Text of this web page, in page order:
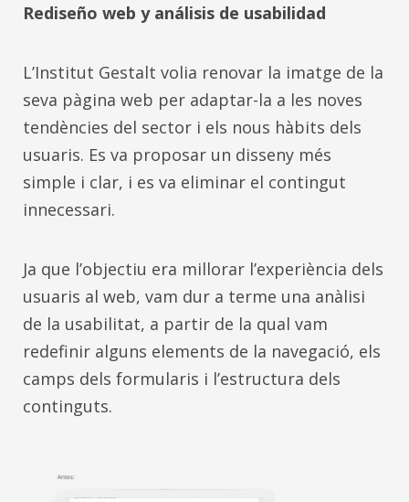
Rediseño web y análisis de usabilidad
L’Institut Gestalt volia renovar la imatge de la
seva pàgina web per adaptar-la a les noves
tendències del sector i els nous hàbits dels
usuaris. Es va proposar un disseny més
simple i clar, i es va eliminar el contingut
innecessari.
Ja que l’objectiu era millorar l’experiència dels
usuaris al web, vam dur a terme una anàlisi
de la usabilitat, a partir de la qual vam
redefinir alguns elements de la navegació, els
camps dels formularis i l’estructura dels
continguts.